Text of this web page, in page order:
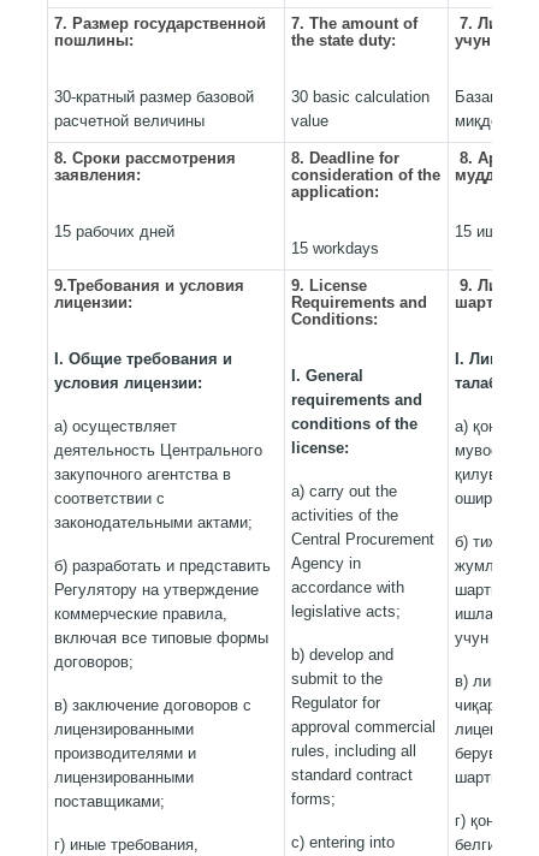
7. Размер государственной
пошлины:
30-кратный размер базовой
расчетной величины
7. The amount of
the state duty:
30 basic calculation
value
7.
учун
Базавий
8. Сроки рассмотрения
заявления:
15 рабочих дней
8. Deadline for
consideration of the
application:
15 workdays
8.
15 иш куни
9.Требования и условия
лицензии:
I. Общие требования и
условия лицензии:
а) осуществляет
деятельность Центрального
закупочного агентства в
соответствии с
законодательными актами;
б) разработать и представить
Регулятору на утверждение
коммерческие правила,
включая все типовые формы
договоров;
в) заключение договоров с
лицензированными
производителями и
лицензированными
поставщиками;
г) иные требования,
9. License
Requirements and
Conditions:
I. General
requirements and
conditions of the
license:
a) carry out the
activities of the
Central Procurement
Agency in
accordance with
legislative acts;
b) develop and
submit to the
Regulator for
approval commercial
rules, including all
standard contract
forms;
c) entering into
9.
шартлари:
I.
а)
мувофиқ
қилувчи
ошириш;
б) тижорат
жумладан,
ишлаб
учун
в)
г)